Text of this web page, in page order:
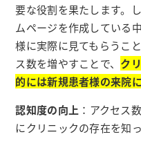
要な役割を果たします。
ムページを作成している
様に実際に見てもらうこ
ス数を増やすことで、 ク
的には新規患者様の来院
認知度の向上 ：アクセス
にクリニックの存在を知